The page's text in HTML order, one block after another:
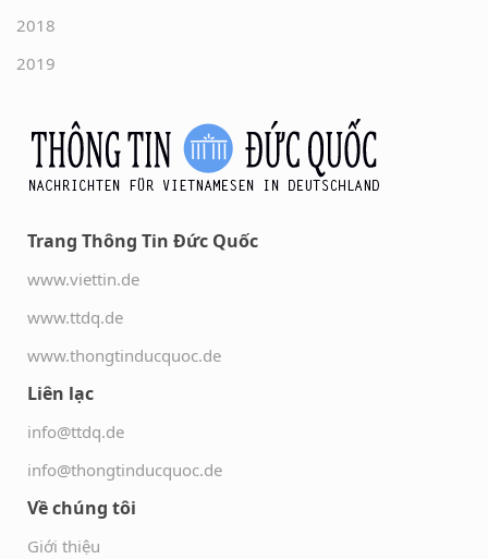
2018
2019
Trang Thông Tin Đức Quốc
www.viettin.de
www.ttdq.de
www.thongtinducquoc.de
Liên lạc
info@ttdq.de
info@thongtinducquoc.de
Về chúng tôi
Giới thiệu